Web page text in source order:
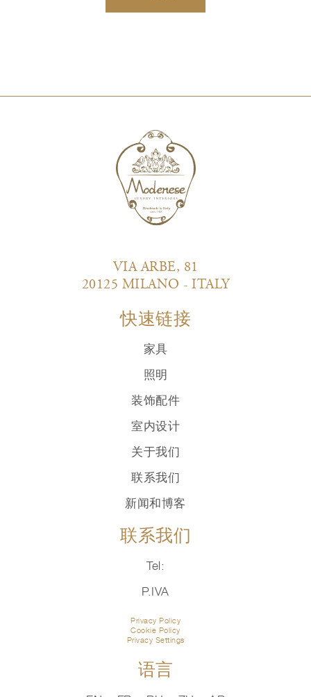
VIA ARBE, 81
20125 MILANO - ITALY
快速链接
家具
照明
装饰配件
室内设计
关于我们
联系我们
新闻和博客
联系我们
Tel:
P.IVA
Privacy Policy
Cookie Policy
Privacy Settings
语言